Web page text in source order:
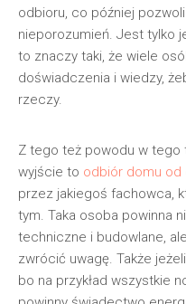
odbioru, co później
nieporozumień. Jest tylko
to znaczy taki, że wiele
doświadczenia i wiedzy,
rzeczy.
Z tego też powodu w tego
wyjście to odbiór domu od
przez jakiegoś fachowca,
tym. Taka osoba powinna
techniczne i budowlane,
zwrócić uwagę. Także
bo na przykład wszystkie